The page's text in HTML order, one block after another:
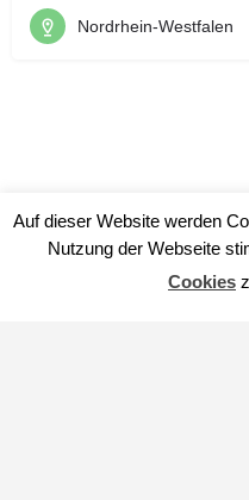
Nordrhein-Westfalen
Auf dieser Website werden
Nutzung der Webseite
Cookies